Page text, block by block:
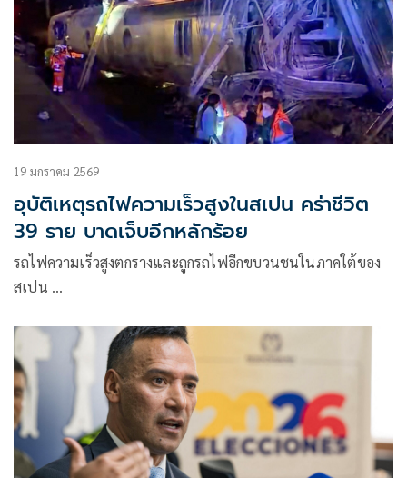
19 มกราคม 2569
อุบัติเหตุรถไฟความเร็วสูงในสเปน คร่าชีวิต
39 ราย บาดเจ็บอีกหลักร้อย
รถไฟความเร็วสูงตกรางและถูกรถไฟอีกขบวนชนในภาคใต้ของ
สเปน …